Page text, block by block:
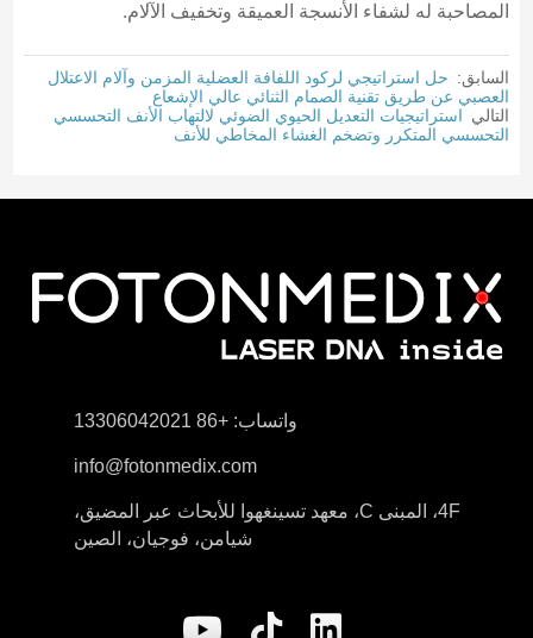
المصاحبة له لشفاء الأنسجة العميقة وتخفيف الآلام.
السابق: حل استراتيجي لركود اللفافة العضلية المزمن وآلام الاعتلال
العصبي عن طريق تقنية الصمام الثنائي عالي الإشعاع
التالي استراتيجيات التعديل الحيوي الضوئي لالتهاب الأنف التحسسي
التحسسي المتكرر وتضخم الغشاء المخاطي للأنف
واتساب: +86 13306042021
info@fotonmedix.com
4F، المبنى C، معهد تسينغهوا للأبحاث عبر المضيق،
شيامن، فوجيان، الصين